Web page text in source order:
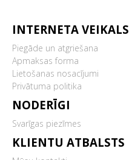
INTERNETA VEIKALS
Piegāde un atgriešana
Apmaksas forma
Lietošanas nosacījumi
Privātuma politika
NODERĪGI
Svarīgas piezīmes
KLIENTU ATBALSTS